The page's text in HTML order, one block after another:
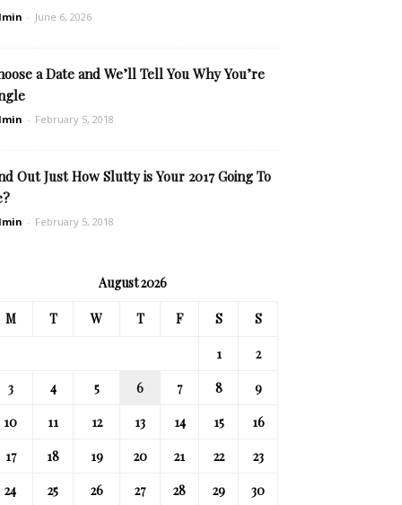
- June 6, 2026
a Date and We’ll Tell You Why You’re
- February 5, 2018
Out Just How Slutty is Your 2017 Going To
- February 5, 2018
August 2026
M T W T F S S
1
2
3
4 5 6 7 8
9
10
11 12 13 14 15
16
17
18 19 20 21 22
23
24
25 26 27 28 29
30